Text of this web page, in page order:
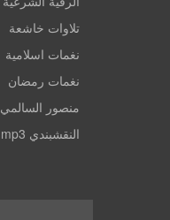
تلاوات خاشعة
نغمات اسلامية
نغمات رمضان
منصور السالمي
النقشبندي mp3